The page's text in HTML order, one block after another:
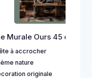
Murale Ours 45 cm
à accrocher
nature
originale